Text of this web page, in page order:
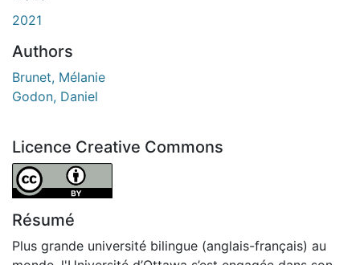
2021
Authors
Brunet, Mélanie
Godon, Daniel
Licence Creative Commons
Attribution 4.0 International
Résumé
Plus grande université bilingue (anglais-français) au